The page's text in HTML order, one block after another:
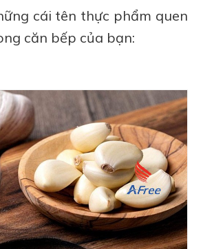
cái tên thực phẩm quen
căn bếp của bạn: